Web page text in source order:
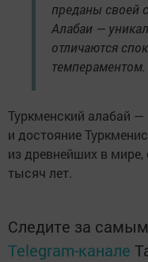
преданы своей
Алабаи —
отличаются
темпераментом.
Туркменский алабай
и достояние
из древнейших в мире,
тысяч лет.
Следите за
Telegram-канале